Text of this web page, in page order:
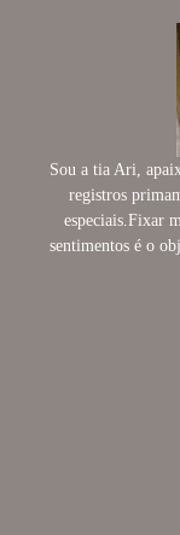
Sou a tia Ari,
registros
especiais.Fixar
sentimentos é o